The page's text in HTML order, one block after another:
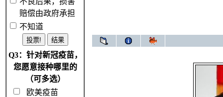
赔偿由政府承担
不知道
Q3：针对新冠疫苗，
您愿意接种哪里的
（可多选）
欧美疫苗